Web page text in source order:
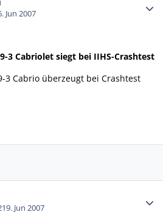
Jun 2007
3 Cabriolet siegt bei IIHS-Crashtest
3 Cabrio überzeugt bei Crashtest
19. Jun 2007